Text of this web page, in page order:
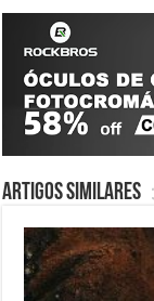
Artigos similares